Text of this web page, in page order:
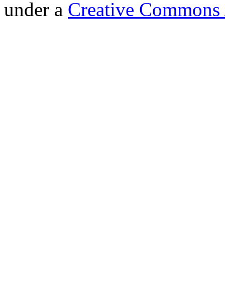
under a Creative